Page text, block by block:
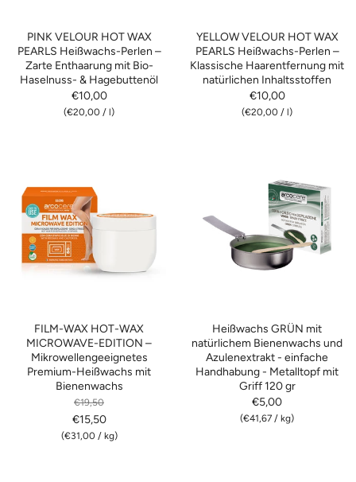
PINK VELOUR HOT WAX
PEARLS Heißwachs-Perlen –
Zarte Enthaarung mit Bio-
Haselnuss- & Hagebuttenöl
€10,00
(€20,00 / l)
YELLOW VELOUR HOT WAX
PEARLS Heißwachs-Perlen –
Klassische Haarentfernung mit
natürlichen Inhaltsstoffen
€10,00
(€20,00 / l)
FILM-WAX HOT-WAX
MICROWAVE-EDITION –
Mikrowellengeeignetes
Premium-Heißwachs mit
Bienenwachs
€19,50
€15,50
(€31,00 / kg)
Heißwachs GRÜN mit
natürlichem Bienenwachs und
Azulenextrakt - einfache
Handhabung - Metalltopf mit
Griff 120 gr
€5,00
(€41,67 / kg)